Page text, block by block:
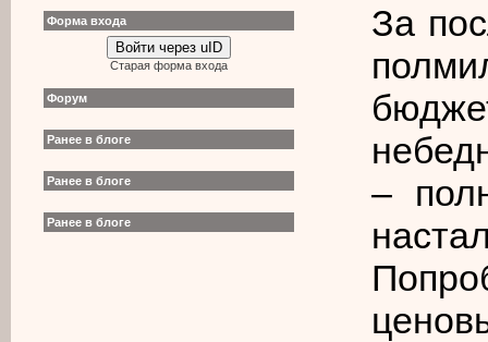
Форма входа
Войти через uID
Старая форма входа
Форум
Ранее в блоге
Ранее в блоге
Ранее в блоге
За
–